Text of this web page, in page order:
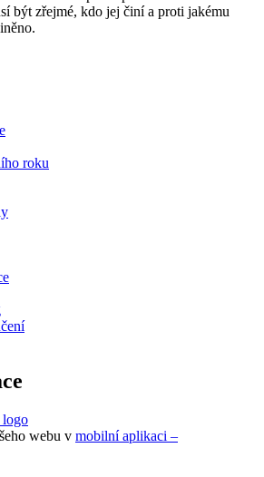
být zřejmé, kdo jej činí a proti jakému
roku
webu v mobilní aplikaci –